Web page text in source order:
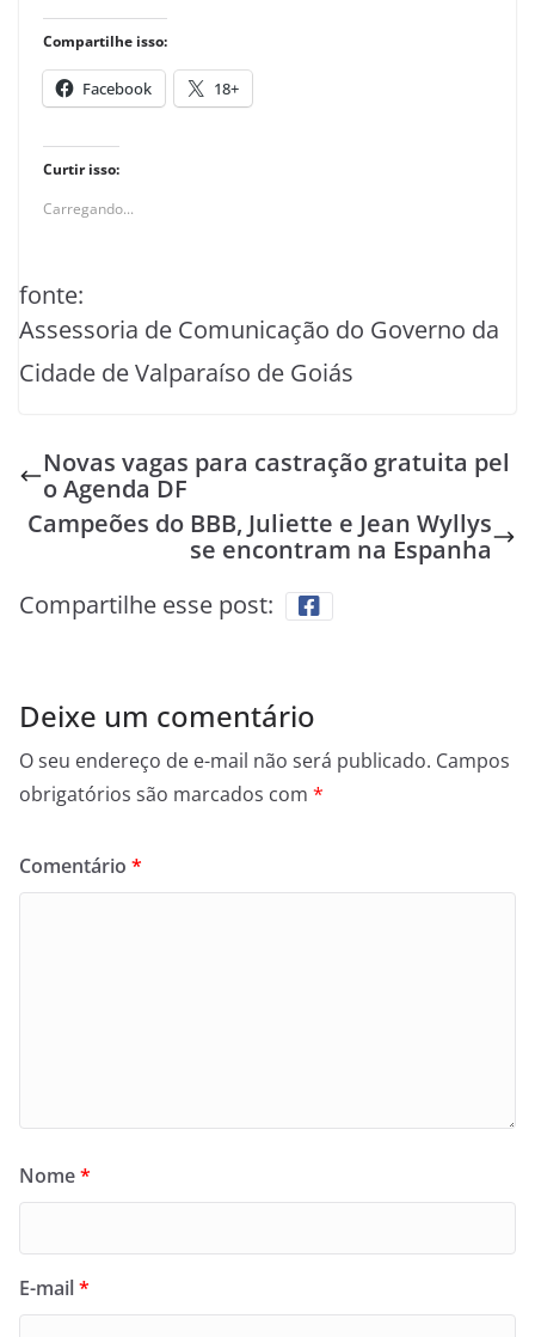
Compartilhe isso:
Facebook 18+
Curtir isso:
Carregando...
fonte:
Assessoria de Comunicação do Governo da
Cidade de Valparaíso de Goiás
Novas vagas para castração gratuita pel
o Agenda DF
Campeões do BBB, Juliette e Jean Wyllys
se encontram na Espanha
Compartilhe esse post:
Deixe um comentário
O seu endereço de e-mail não será publicado. Campos
obrigatórios são marcados com *
Comentário *
Nome*
E-mail*